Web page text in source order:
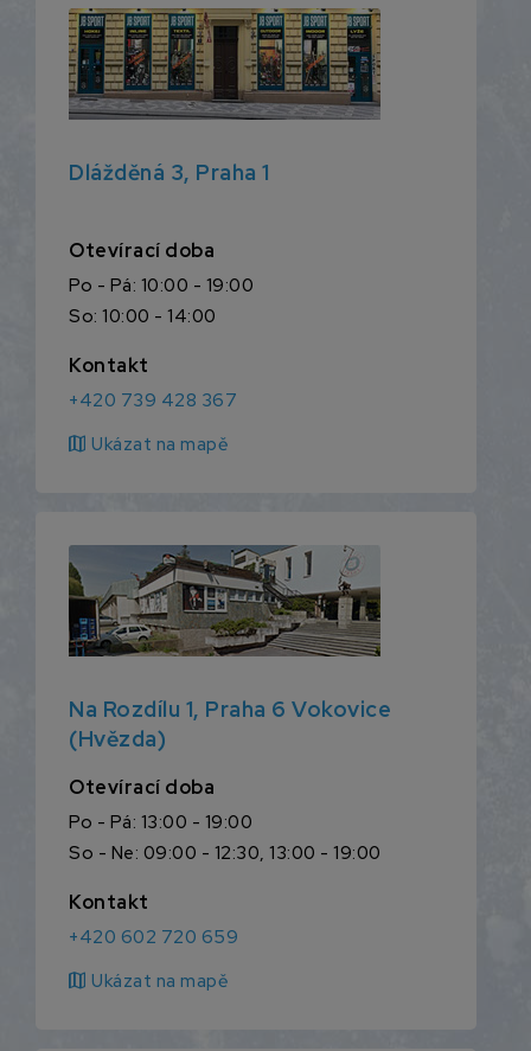
Dlážděná 3, Praha 1
Otevírací doba
Po - Pá: 10:00 - 19:00
So: 10:00 - 14:00
Kontakt
+420 739 428 367
map Ukázat na mapě
Na Rozdílu 1, Praha 6 Vokovice
(Hvězda)
Otevírací doba
Po - Pá: 13:00 - 19:00
So - Ne: 09:00 - 12:30, 13:00 - 19:00
Kontakt
+420 602 720 659
map Ukázat na mapě